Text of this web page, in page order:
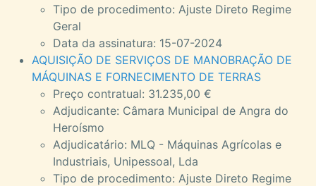
Tipo de procedimento: Ajuste Direto Regime
Geral
Data da assinatura: 15-07-2024
AQUISIÇÃO DE SERVIÇOS DE MANOBRAÇÃO DE
MÁQUINAS E FORNECIMENTO DE TERRAS
Preço contratual: 31.235,00 €
Adjudicante: Câmara Municipal de Angra do
Heroísmo
Adjudicatário: MLQ - Máquinas Agrícolas e
Industriais, Unipessoal, Lda
Tipo de procedimento: Ajuste Direto Regime